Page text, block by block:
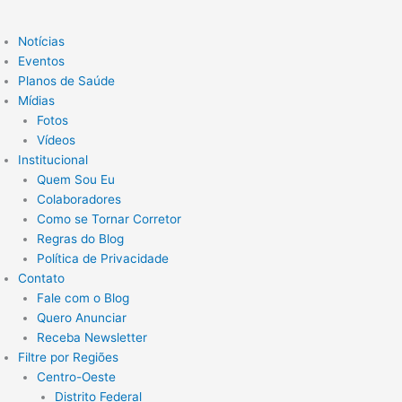
Notícias
Eventos
Planos de Saúde
Mídias
Fotos
Vídeos
Institucional
Quem Sou Eu
Colaboradores
Como se Tornar Corretor
Regras do Blog
Política de Privacidade
Contato
Fale com o Blog
Quero Anunciar
Receba Newsletter
Filtre por Regiões
Centro-Oeste
Distrito Federal